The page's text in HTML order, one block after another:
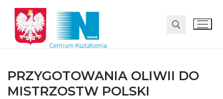
PRZYGOTOWANIA OLIWII DO
MISTRZOSTW POLSKI